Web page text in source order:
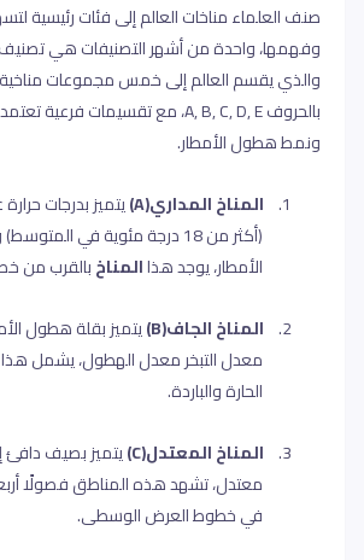
صنف العلماء مناخات العالم إلى فئات رئيسية
وفهمها، واحدة من أشهر التصنيفات هي تصنيف
والذي يقسم العالم إلى خمس مجموعات مناخية
بالحروفA, B, C, D, E، مع تقسيمات فرعية تعتمد
ونمط هطول الأمطار.
1.
المناخ المداري(A)يتميز بدرجات
(أكثر من 18 درجة مئوية في
الأمطار، يوجد هذاالمناخبالقرب من
2.
المناخ الجاف(B)يتميز بقلة هطول
معدل التبخر معدل الهطول، يشمل
الحارة والباردة.
3.
المناخ المعتدل((Cيتميز بصيف دافئ
معتدل، تشهد هذه المناطق فصولًا
في خطوط العرض الوسطى.